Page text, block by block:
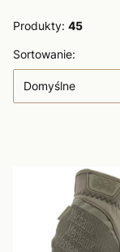
Produkty: 45
Lista
Sortowanie:
Domyślne